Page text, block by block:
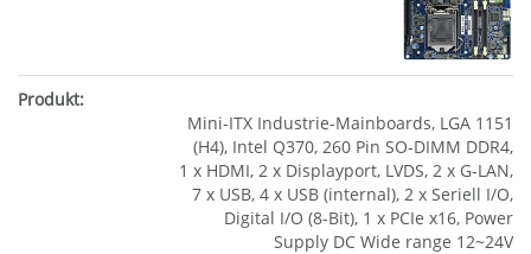
Mini-ITX Industrie-Mainboards, LGA 1151
(H4), Intel Q370, 260 Pin SO-DIMM DDR4,
1 x HDMI, 2 x Displayport, LVDS, 2 x G-LAN,
7 x USB, 4 x USB (internal), 2 x Seriell I/O,
Digital I/O (8-Bit), 1 x PCIe x16, Power
Supply DC Wide range 12~24V